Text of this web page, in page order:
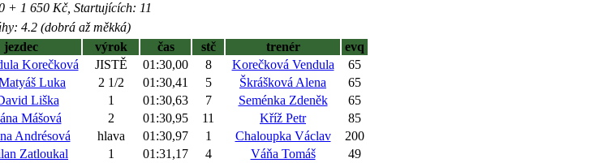
+ 1 650 Kč, Startujících: 11
4.2 (dobrá až měkká)
jezdec výrok čas stč trenér
evq
Korečková JISTĚ 01:30,00 8 Korečková Vendula
65
Luka 2 1/2 01:30,41 5 Škrášková Alena
65
Liška 1 01:30,63 7 Seménka Zdeněk
65
Mášová 2 01:30,95 11 Kříž Petr
85
Andrésová hlava 01:30,97 1 Chaloupka Václav
200
Zatloukal 1 01:31,17 4 Váňa Tomáš
49